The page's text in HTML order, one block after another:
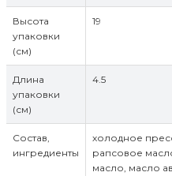
Высота
упаковки
(см)
19
Длина
упаковки
(см)
4.5
Состав,
ингредиенты
холодное
рапсовое
масло, масло